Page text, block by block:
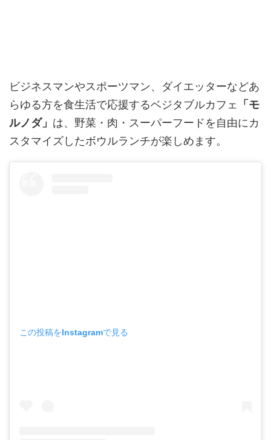
ビジネスマンやスポーツマン、ダイエッターなどあ
らゆる方を食生活で応援するベジタブルカフェ
「モ
ルノダ」 は、野菜・肉・スーパーフードを自由にカ
スタマイズしたボウルランチが楽しめます。
この投稿をInstagramで見る